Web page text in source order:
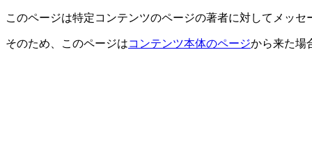
このページは特定コンテンツのページの著者に対してメッ
そのため、このページはコンテンツ本体のページから来た場